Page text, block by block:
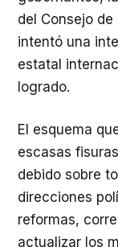
del Consejo
intentó una
estatal
logrado.
El esquema
escasas
debido sobre
direcciones
reformas,
actualizar los